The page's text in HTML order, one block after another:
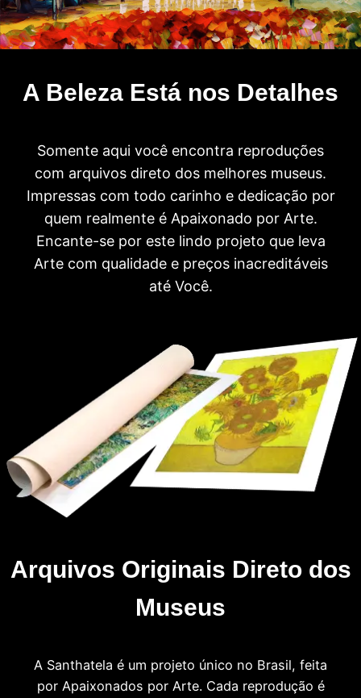
A Beleza Está nos Detalhes
Somente aqui você encontra reproduções
com arquivos direto dos melhores museus.
Impressas com todo carinho e dedicação por
quem realmente é Apaixonado por Arte.
Encante-se por este lindo projeto que leva
Arte com qualidade e preços inacreditáveis
até Você.
Arquivos Originais Direto dos
Museus
A Santhatela é um projeto único no Brasil, feita
por Apaixonados por Arte. Cada reprodução é